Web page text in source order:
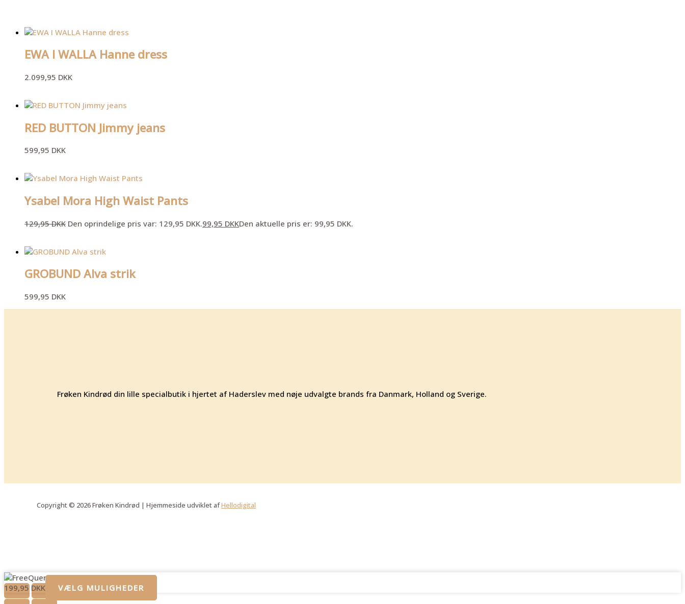
EWA I WALLA Hanne dress
2.099,95 DKK
RED BUTTON Jimmy jeans
599,95 DKK
Ysabel Mora High Waist Pants
129,95DKK Den oprindelige pris var: 129,95 DKK.99,95 DKKDen aktuelle pris er: 99,95 DKK.
GROBUND Alva strik
599,95 DKK
Frøken Kindrød din lille specialbutik i hjertet af Haderslev med nøje udvalgte brands fra Danmark, Holland og Sverige.
Copyright © 2026 Frøken Kindrød | Hjemmeside udviklet afHellodigital
FreeQuent Fenjal
199,95 DKK VÆLG MULIGHEDER